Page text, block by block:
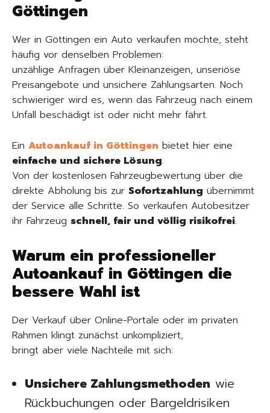
Göttingen
Wer in Göttingen ein Auto verkaufen möchte, steht
häufig vor denselben Problemen:
unzählige Anfragen über Kleinanzeigen, unseriöse
Preisangebote und unsichere Zahlungsarten. Noch
schwieriger wird es, wenn das Fahrzeug nach einem
Unfall beschädigt ist oder nicht mehr fährt.
Ein Autoankauf in Göttingen bietet hier eine
einfache und sichere Lösung.
Von der kostenlosen Fahrzeugbewertung über die
direkte Abholung bis zur Sofortzahlung übernimmt
der Service alle Schritte. So verkaufen Autobesitzer
ihr Fahrzeug schnell, fair und völlig risikofrei.
Warum ein professioneller
Autoankauf in Göttingen die
bessere Wahl ist
Der Verkauf über Online-Portale oder im privaten
Rahmen klingt zunächst unkompliziert,
bringt aber viele Nachteile mit sich:
Unsichere Zahlungsmethoden wie
Rückbuchungen oder Bargeldrisiken